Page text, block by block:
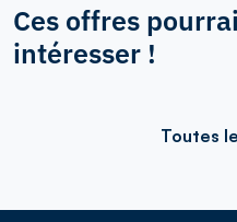
Ces offres
intéresser !
Toutes